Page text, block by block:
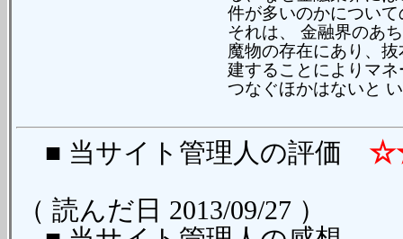
件が多いのかについ
それは、 金融界のあ
魔物の存在にあり、
建することによりマ
つなぐほかはないと
■ 当サイト管理人の評価
（ 読んだ日 2013/09/27 ）